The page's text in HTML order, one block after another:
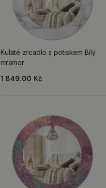
Kulaté zrcadlo s potiskem Bílý
mramor
1 849.00 Kč